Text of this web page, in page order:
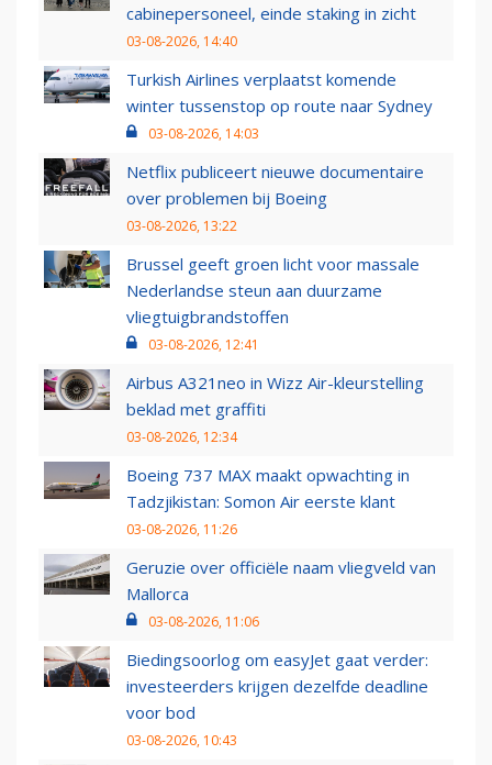
cabinepersoneel, einde staking in zicht
03-08-2026, 14:40
Turkish Airlines verplaatst komende
winter tussenstop op route naar Sydney
03-08-2026, 14:03
Netflix publiceert nieuwe documentaire
over problemen bij Boeing
03-08-2026, 13:22
Brussel geeft groen licht voor massale
Nederlandse steun aan duurzame
vliegtuigbrandstoffen
03-08-2026, 12:41
Airbus A321neo in Wizz Air-kleurstelling
beklad met graffiti
03-08-2026, 12:34
Boeing 737 MAX maakt opwachting in
Tadzjikistan: Somon Air eerste klant
03-08-2026, 11:26
Geruzie over officiële naam vliegveld van
Mallorca
03-08-2026, 11:06
Biedingsoorlog om easyJet gaat verder:
investeerders krijgen dezelfde deadline
voor bod
03-08-2026, 10:43